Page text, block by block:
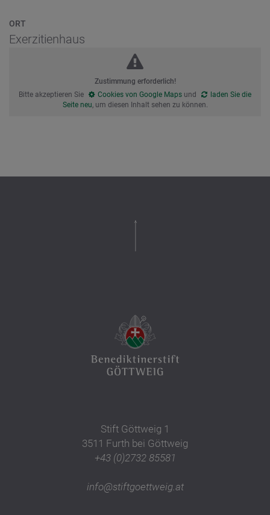
ORT
Exerzitienhaus
Zustimmung erforderlich!
Bitte akzeptieren Sie
Cookies von Google Maps und
laden Sie die
Seite neu, um diesen Inhalt sehen zu können.
Stift Göttweig 1
3511 Furth bei Göttweig
+43 (0)2732 85581
info@stiftgoettweig.at